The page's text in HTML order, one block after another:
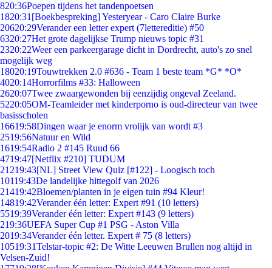
820:36Poepen tijdens het tandenpoetsen
1820:31 [Boekbespreking] Yesteryear - Caro Claire Burke
20620:29Verander een letter expert (7lettereditie) #50
6320:27Het grote dagelijkse Trump nieuws topic #31
2320:22Weer een parkeergarage dicht in Dordrecht, auto's zo snel
mogelijk weg
18020:19Touwtrekken 2.0 #636 - Team 1 beste team *G* *O*
4020:14Horrorfilms #33: Halloween
2620:07Twee zwaargewonden bij eenzijdig ongeval Zeeland.
5220:05OM-Teamleider met kinderporno is oud-directeur van twee
basisscholen
16619:58Dingen waar je enorm vrolijk van wordt #3
2519:56Natuur en Wild
1619:54Radio 2 #145 Ruud 66
4719:47[Netflix #210] TUDUM
21219:43[NL] Street View Quiz [#122] - Loogisch toch
10119:43De landelijke hittegolf van 2026
21419:42Bloemen/planten in je eigen tuin #94 Kleur!
14819:42Verander één letter: Expert #91 (10 letters)
5519:39Verander één letter: Expert #143 (9 letters)
219:36UEFA Super Cup #1 PSG - Aston Villa
2019:34Verander één letter. Expert # 75 (8 letters)
10519:31Telstar-topic #2: De Witte Leeuwen Brullen nog altijd in
Velsen-Zuid!